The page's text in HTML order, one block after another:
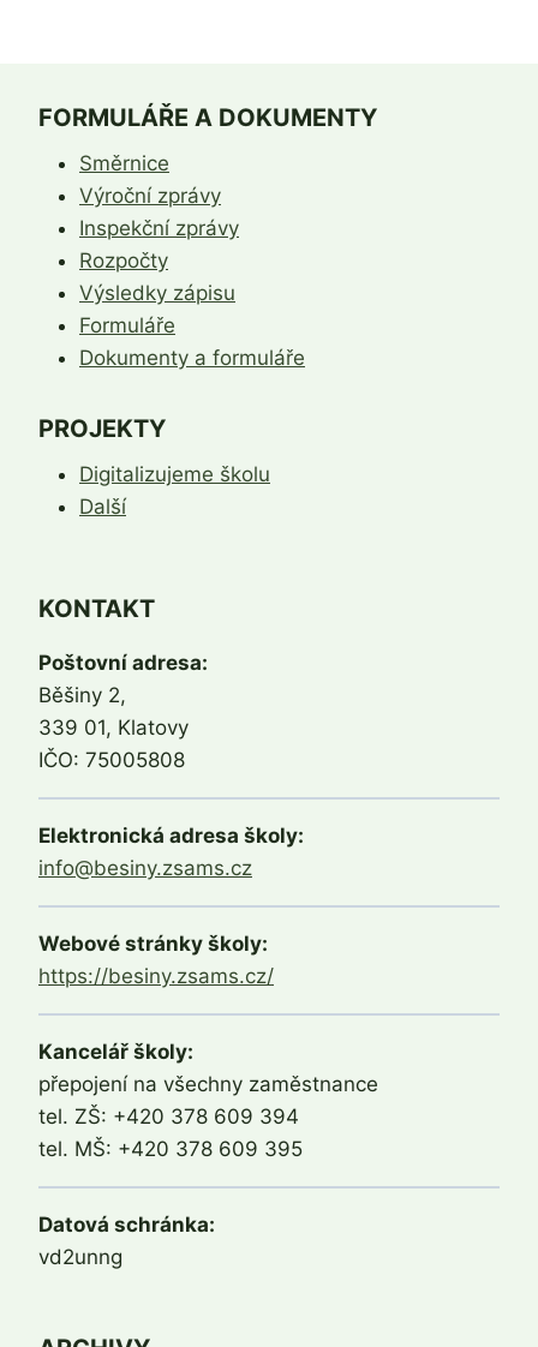
FORMULÁŘE A DOKUMENTY
Směrnice
Výroční zprávy
Inspekční zprávy
Rozpočty
Výsledky zápisu
Formuláře
Dokumenty a formuláře
PROJEKTY
Digitalizujeme školu
Další
KONTAKT
Poštovní adresa:
Běšiny 2,
339 01, Klatovy
IČO: 75005808
Elektronická adresa školy:
info@besiny.zsams.cz
Webové stránky školy:
https://besiny.zsams.cz/
Kancelář školy:
přepojení na všechny zaměstnance
tel. ZŠ: +420 378 609 394
tel. MŠ: +420 378 609 395
Datová schránka:
vd2unng